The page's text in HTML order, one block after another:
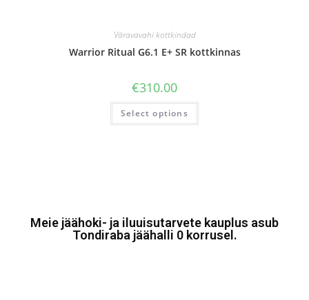
Väravavahi kottkindad
Warrior Ritual G6.1 E+ SR kottkinnas
€310.00
Select options
Meie jäähoki- ja iluuisutarvete kauplus asub
Tondiraba jäähalli 0 korrusel.